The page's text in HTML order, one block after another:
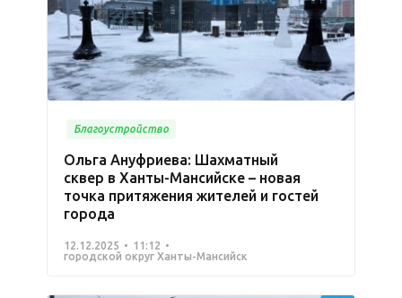
Благоустройство
Ольга Ануфриева: Шахматный
сквер в Ханты-Мансийске – новая
точка притяжения жителей и гостей
города
12.12.2025
11:12
городской округ Ханты-Мансийск